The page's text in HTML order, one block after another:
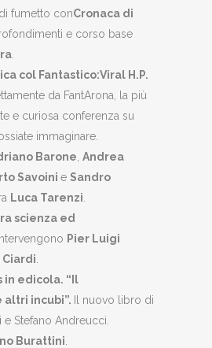
fumetto conCronaca di
e corso base
col Fantastico:Viral H.P.
da FantArona, la più
e curiosa conferenza su
immaginare.
Barone Andrea
Savoini e Sandro
Luca Tarenzi
scienza ed
Intervengono Pier Luigi
Ciardi
in edicola. “ Il
altri incubi”.
Il nuovo libro di
Stefano Andreucci.
Burattini